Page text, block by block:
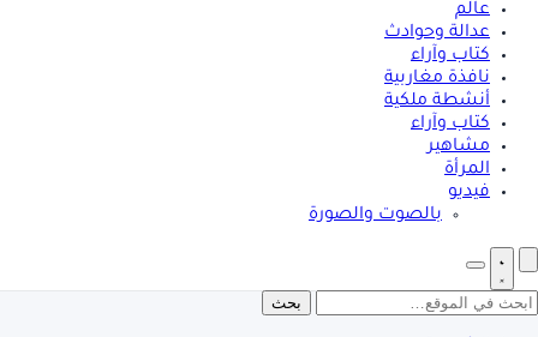
عالم
عدالة وحوادث
كتاب وآراء
نافذة مغاربية
أنشطة ملكية
كتاب وآراء
مشاهير
المرأة
فيديو
بالصوت والصورة
بحث